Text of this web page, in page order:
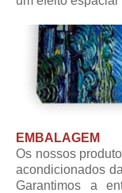
EMBALAGEM
Os nossos
acondicionados
Garantimos a